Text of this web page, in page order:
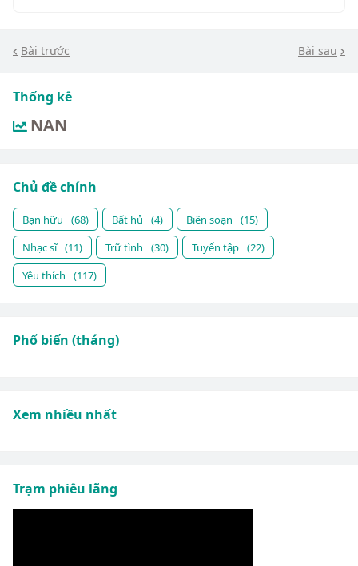
Bài trước Bài sau
Thống kê
NAN
Chủ đề chính
Bạn hữu (68) Bất hủ (4) Biên soạn
(15)
Nhạc sĩ (11) Trữ tình (30) Tuyển tập (22)
Yêu thích
(117)
Phổ biến (tháng)
Xem nhiều nhất
Trạm phiêu lãng